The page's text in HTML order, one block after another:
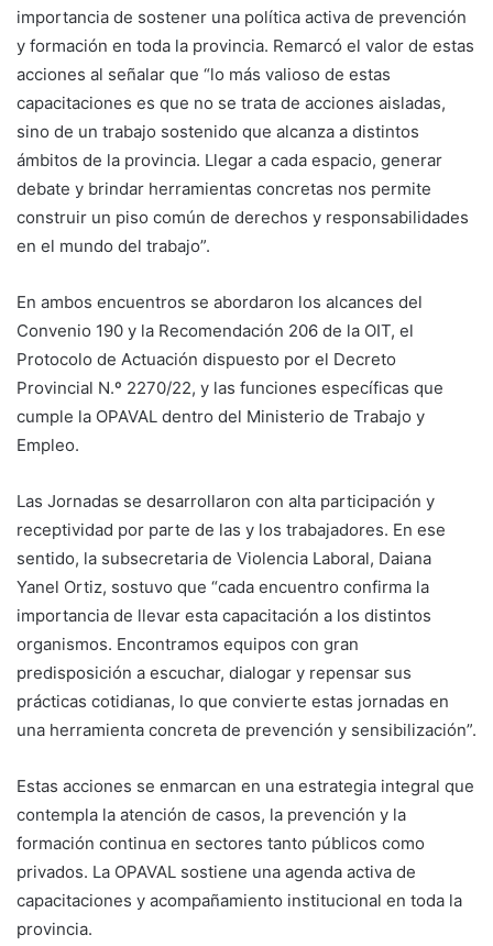
importancia de sostener una política activa de prevención
y formación en toda la provincia. Remarcó el valor de estas
acciones al señalar que “lo más valioso de estas
capacitaciones es que no se trata de acciones aisladas,
sino de un trabajo sostenido que alcanza a distintos
ámbitos de la provincia. Llegar a cada espacio, generar
debate y brindar herramientas concretas nos permite
construir un piso común de derechos y responsabilidades
en el mundo del trabajo”.
En ambos encuentros se abordaron los alcances del
Convenio 190 y la Recomendación 206 de la OIT, el
Protocolo de Actuación dispuesto por el Decreto
Provincial N.º 2270/22, y las funciones específicas que
cumple la OPAVAL dentro del Ministerio de Trabajo y
Empleo.
Las Jornadas se desarrollaron con alta participación y
receptividad por parte de las y los trabajadores. En ese
sentido, la subsecretaria de Violencia Laboral, Daiana
Yanel Ortiz, sostuvo que “cada encuentro confirma la
importancia de llevar esta capacitación a los distintos
organismos. Encontramos equipos con gran
predisposición a escuchar, dialogar y repensar sus
prácticas cotidianas, lo que convierte estas jornadas en
una herramienta concreta de prevención y sensibilización”.
Estas acciones se enmarcan en una estrategia integral que
contempla la atención de casos, la prevención y la
formación continua en sectores tanto públicos como
privados. La OPAVAL sostiene una agenda activa de
capacitaciones y acompañamiento institucional en toda la
provincia.